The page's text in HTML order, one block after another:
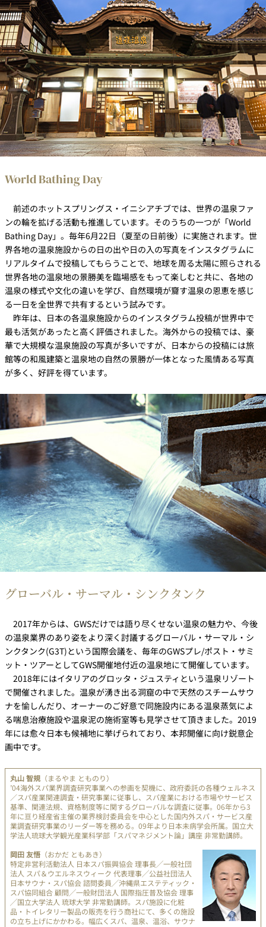
World Bathing Day
前述のホットスプリングス・イニシアチブでは、世界の温泉ファ
ンの輪を拡げる活動も推進しています。そのうちの一つが「World
Bathing Day」。毎年6月22日（夏至の日前後）に実施されます。世
界各地の温泉施設からの日の出や日の入の写真をインスタグラムに
リアルタイムで投稿してもらうことで、地球を周る太陽に照らされる
世界各地の温泉地の景勝美を臨場感をもって楽しむと共に、各地の
温泉の様式や文化の違いを学び、自然環境が齎す温泉の恩恵を感じ
る一日を全世界で共有するという試みです。
昨年は、日本の各温泉施設からのインスタグラム投稿が世界中で
最も活気があったと高く評価されました。海外からの投稿では、豪
華で大規模な温泉施設の写真が多いですが、日本からの投稿には旅
館等の和風建築と温泉地の自然の景勝が一体となった風情ある写真
が多く、好評を得ています。
グローバル・サーマル・シンクタンク
2017年からは、GWSだけでは語り尽くせない温泉の魅力や、今後
の温泉業界のあり姿をより深く討議するグローバル・サーマル・シ
ンクタンク(G3T)という国際会議を、毎年のGWSプレ/ポスト・サミ
ット・ツアーとしてGWS開催地付近の温泉地にて開催しています。
2018年にはイタリアのグロッタ・ジュスティという温泉リゾート
で開催されました。温泉が湧き出る洞窟の中で天然のスチームサウ
ナを愉しんだり、オーナーのご好意で同施設内にある温泉蒸気によ
る喘息治療施設や温泉泥の施術室等も見学させて頂きました。2019
年には愈々日本も候補地に挙げられており、本邦開催に向け鋭意企
画中です。
丸山 智規 （まるやま とものり）
’04海外スパ業界調査研究事業への参画を契機に、政府委託の各種ウェルネス
／スパ産業関連調査・研究事業に従事し、スパ産業における市場やサービス
基準、関連法規、資格制度等に関するグローバルな調査に従事。06年から3
年に亘り経産省主催の業界検討委員会を中心とした国内外スパ・サービス産
業調査研究事業のリーダー等を務める。09年より日本未病学会所属。国立大
学法人琉球大学観光産業科学部「スパマネジメント論」講座 非常勤講師。
岡田 友悟 （おかだ ともあき）
特定非営利活動法人 日本スパ振興協会 理事長╱一般社団
法人 スパ＆ウエルネスウィーク 代表理事╱公益社団法人
日本サウナ・スパ協会 諮問委員╱沖縄県エステティック・
スパ協同組合 顧問╱一般財団法人 国際指圧普及協会 理事
╱国立大学法人 琉球大学 非常勤講師。スパ施設に化粧
品・トイレタリー製品の販売を行う商社にて、多くの施設
の立ち上げにかかわる。幅広くスパ、温泉、温浴、サウナ